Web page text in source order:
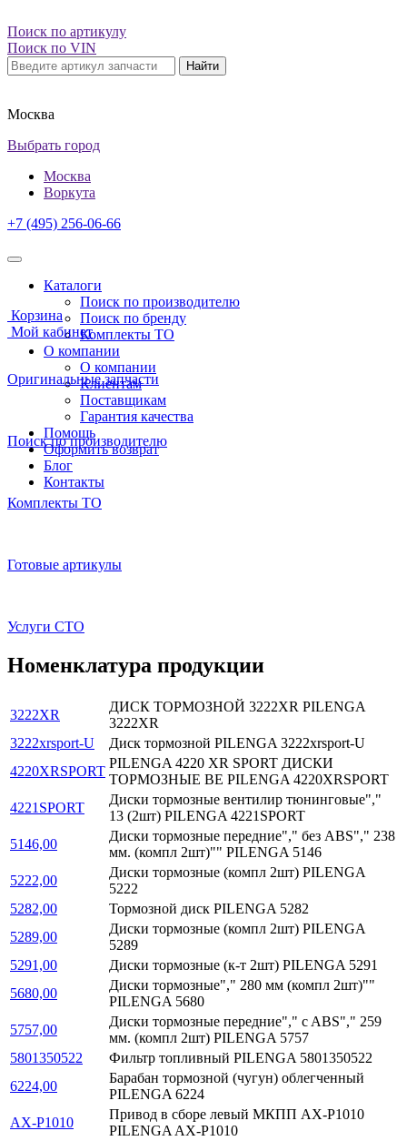
Поиск по артикулу
Поиск по VIN
Найти
Москва
Выбрать город
Москва
Воркута
+7 (495) 256-06-66
Каталоги
Поиск по производителю
Поиск по бренду
Комплекты ТО
О компании
О компании
Клиентам
Поставщикам
Гарантия качества
Помощь
Оформить возврат
Блог
Контакты
Корзина
Мой кабинет
Оригинальные запчасти
Поиск по производителю
Комплекты ТО
Готовые артикулы
Услуги СТО
Номенклатура продукции
3222XR
ДИСК ТОРМОЗНОЙ 3222XR PILENGA
3222XR
3222xrsport-U
Диск тормозной PILENGA 3222xrsport-U
4220XRSPORT
PILENGA 4220 XR SPORT ДИСКИ
ТОРМОЗНЫЕ ВЕ PILENGA 4220XRSPORT
4221SPORT
Диски тормозные вентилир тюнинговые","
13 (2шт) PILENGA 4221SPORT
5146,00
Диски тормозные передние"," без ABS"," 238
мм. (компл 2шт)"" PILENGA 5146
5222,00
Диски тормозные (компл 2шт) PILENGA
5222
5282,00
Тормозной диск PILENGA 5282
5289,00
Диски тормозные (компл 2шт) PILENGA
5289
5291,00
Диски тормозные (к-т 2шт) PILENGA 5291
5680,00
Диски тормозные"," 280 мм (компл 2шт)""
PILENGA 5680
5757,00
Диски тормозные передние"," c ABS"," 259
мм. (компл 2шт) PILENGA 5757
5801350522
Фильтр топливный PILENGA 5801350522
6224,00
Барабан тормозной (чугун) облегченный
PILENGA 6224
AX-P1010
Привод в сборе левый МКПП AX-P1010
PILENGA AX-P1010